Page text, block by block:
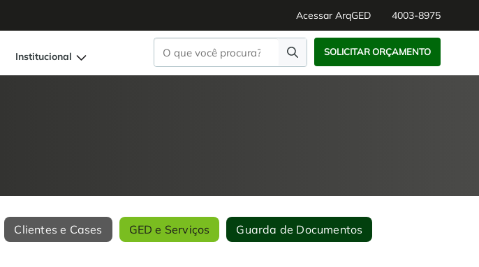
Acessar ArqGED 4003-8975
Institucional SOLICITAR ORÇAMENTO
Clientes e Cases GED e Serviços
Guarda de Documentos